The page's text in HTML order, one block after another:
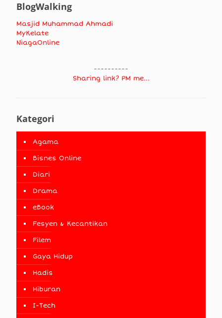
BlogWalking
Masjid Muhammad Ahmadi
MyKelate
NiagaOnline
----------
Sharing link? PM me...
Kategori
Agama
Bisnes Online
Diari
Drama
eBook
Fesyen & Kecantikan
Filem
Gaya Hidup
Hadis
Hiburan
I-Tech